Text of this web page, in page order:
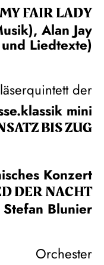
MY FAIR LADY
Alan Jay
Liedtexte)
der
mini
BIS ZUG
Konzert
DER NACHT
Stefan Blunier
Orchester